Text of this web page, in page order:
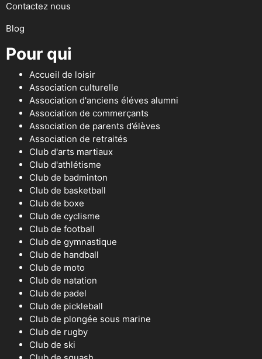
Contactez nous
Blog
Pour qui
Accueil de loisir
Association culturelle
Association d'anciens éléves alumni
Association de commerçants
Association de parents d’élèves
Association de retraités
Club d'arts martiaux
Club d'athlétisme
Club de badminton
Club de basketball
Club de boxe
Club de cyclisme
Club de football
Club de gymnastique
Club de handball
Club de moto
Club de natation
Club de padel
Club de pickleball
Club de plongée sous marine
Club de rugby
Club de ski